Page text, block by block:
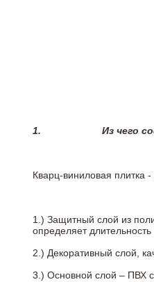
1. Из чего
Кварц-виниловая плитка
1.) Защитный слой из
определяет
2.) Декоративный слой,
3.) Основной слой – ПВХ